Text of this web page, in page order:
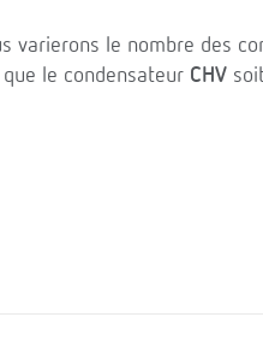
varierons le nombre des
le condensateur CHV